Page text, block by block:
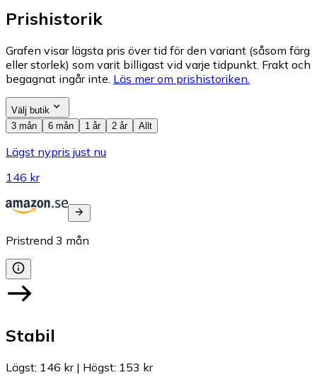
Prishistorik
Grafen visar lägsta pris över tid för den variant (såsom färg
eller storlek) som varit billigast vid varje tidpunkt. Frakt och
begagnat ingår inte. Läs mer om prishistoriken.
Välj butik
3 mån
6 mån 1 år 2 år Allt
Lägst nypris just nu
146 kr
Pristrend 3 mån
Stabil
Lägst: 146 kr| Högst: 153 kr